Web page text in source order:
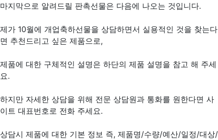
마지막으로 알려드릴 판촉선물은 다음에 나오는 것입니다.
제가 10월에 개업축하선물을 상담하면서 실용적인 것을 찾는다
면 추천드리고 싶은 제품으로,
제품에 대한 구체적인 설명은 하단의 제품 설명을 참고 해 주세
요.
하지만 자세한 상담을 위해 전문 상담원과 통화를 원한다면 사
이트 대표번호로 전화 주세요.
상담시 제품에 대한 기본 정보 즉, 제품명/수량/예산/일정/대상/